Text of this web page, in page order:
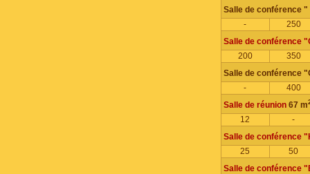
Salle de conférence
-
250
Salle de conférence
200
350
Salle de conférence
-
400
Salle de réunion 67 m
12
-
Salle de conférence
25
50
Salle de conférence